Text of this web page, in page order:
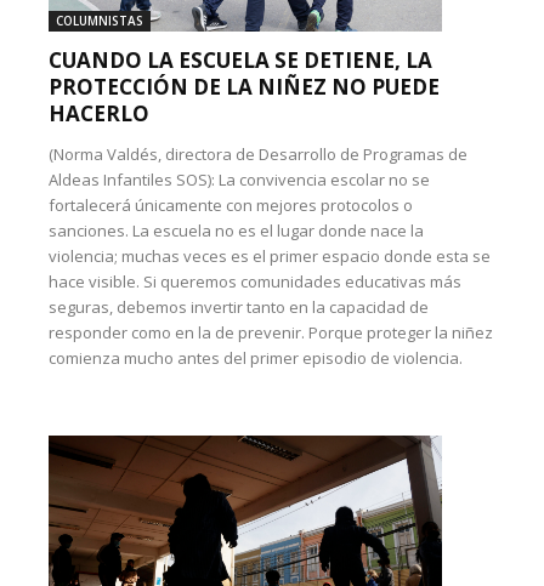
COLUMNISTAS
CUANDO LA ESCUELA SE DETIENE, LA
PROTECCIÓN DE LA NIÑEZ NO PUEDE
HACERLO
(Norma Valdés, directora de Desarrollo de Programas de
Aldeas Infantiles SOS): La convivencia escolar no se
fortalecerá únicamente con mejores protocolos o
sanciones. La escuela no es el lugar donde nace la
violencia; muchas veces es el primer espacio donde esta se
hace visible. Si queremos comunidades educativas más
seguras, debemos invertir tanto en la capacidad de
responder como en la de prevenir. Porque proteger la niñez
comienza mucho antes del primer episodio de violencia.